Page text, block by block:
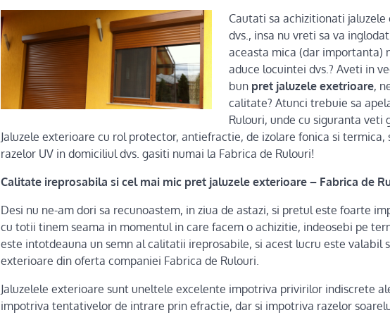
Cautati sa achizitionati
dvs., insa nu vreti sa va
aceasta mica (dar importanta)
aduce locuintei dvs.? Aveti in
bun pret jaluzele exetrioare,
calitate? Atunci trebuie sa
Rulouri, unde cu siguranta veti
Jaluzele exterioare cu rol protector, antiefractie, de izolare fonica si
razelor UV in domiciliul dvs. gasiti numai la Fabrica de Rulouri!
Calitate ireprosabila si cel mai mic pret jaluzele exterioare – Fabrica de
Desi nu ne-am dori sa recunoastem, in ziua de astazi, si pretul este foarte
cu totii tinem seama in momentul in care facem o achizitie, indeosebi pe
este intotdeauna un semn al calitatii ireprosabile, si acest lucru este valabil
exterioare din oferta companiei Fabrica de Rulouri.
Jaluzelele exterioare sunt uneltele excelente impotriva privirilor indiscrete
impotriva tentativelor de intrare prin efractie, dar si impotriva razelor